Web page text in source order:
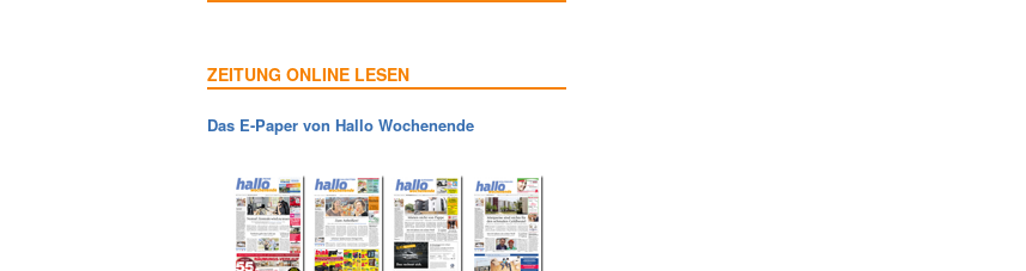
ZEITUNG ONLINE LESEN
Das E-Paper von Hallo Wochenende